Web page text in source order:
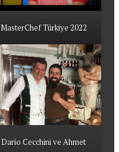
MasterChef Türkiye 2022
Dario Cecchini ve Ahmet